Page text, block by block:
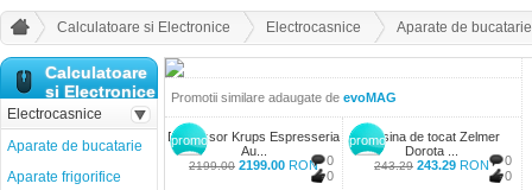
Calculatoare si Electronice Electrocasnice Aparate de bucatarie
Promotii similare adaugate de evoMAG
promo
0
0
Espressor Krups Espresseria
Au...
2199.00 2199.00 RON
promo
0
0
Masina de tocat Zelmer
Dorota ...
243.29 243.29 RON
Calculatoare
si Electronice
Electrocasnice
Aparate de bucatarie
Aparate frigorifice